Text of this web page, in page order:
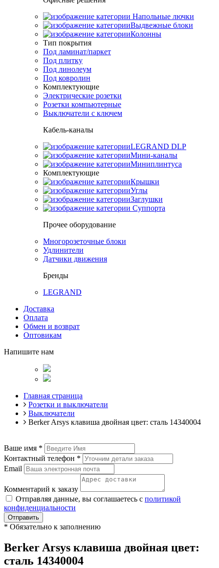
Напольные лючки
Выдвежные блоки
Колонны
Тип покрытия
Под ламинат/паркет
Под плитку
Под линолеум
Под ковролин
Комплектующие
Электрические розетки
Розетки компьютерные
Выключатели с ключем
Кабель-каналы
LEGRAND DLP
Мини-каналы
Миниплинтуса
Комплектующие
Крышки
Углы
Заглушки
Суппорта
Прочее оборудование
Многорозеточные блоки
Удлинители
Датчики движения
Бренды
LEGRAND
Доставка
Оплата
Обмен и возврат
Оптовикам
Напишите нам
Главная страница
Розетки и выключатели
Выключатели
Berker Arsys клавиша двойная цвет: сталь 14340004
Ваше имя *
Контактный телефон *
Email
Комментарий к заказу
Отправляя данные, вы соглашаетесь с политикой
конфиденциальности
Отправить
* Обязательно к заполнению
Berker Arsys клавиша двойная цвет:
сталь 14340004